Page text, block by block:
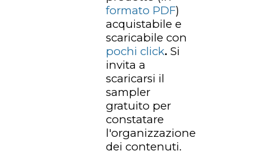
formato PDF)
acquistabile e
scaricabile con
pochi click. Si
invita a
scaricarsi il
sampler
gratuito per
constatare
l'organizzazione
dei contenuti.